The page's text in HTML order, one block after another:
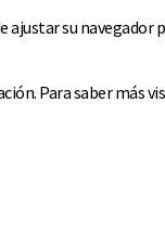
su navegador
Para saber más